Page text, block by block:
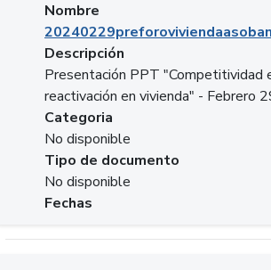
Nombre
Descripción
Presentación PPT "Competitividad
reactivación en vivienda" - Febrero
Categoria
No disponible
Tipo de documento
No disponible
Fechas